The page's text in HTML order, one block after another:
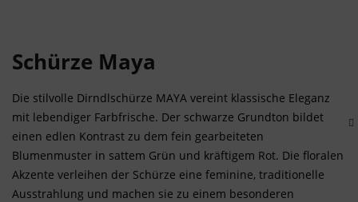
Schürze Maya
Die stilvolle Dirndlschürze MAYA vereint klassische Eleganz
mit lebendiger Farbfrische. Der schwarze Grundton bildet
einen edlen Kontrast zu dem fein gearbeiteten
Blumenmuster in sattem Grün und kräftigem Rot. Die floralen
Akzente verleihen der Schürze eine feminine, traditionelle
Ausstrahlung und machen sie zu einem besonderen